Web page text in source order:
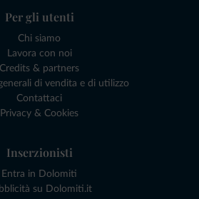
Per gli utenti
Chi siamo
Lavora con noi
Credits & partners
di vendita e di utilizzo
Contattaci
Privacy & Cookies
Inserzionisti
Entra in Dolomiti
su Dolomiti.it